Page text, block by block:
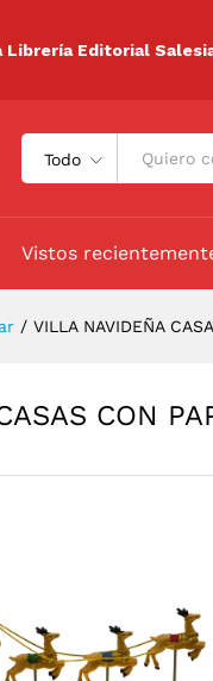
Librería Editorial
Todo
Vistos
/ VILLA NAVIDEÑA
CON